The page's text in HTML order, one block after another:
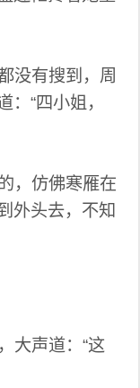
没有搜到，周
“四小姐，
，仿佛寒雁在
外头去，不知
大声道：“这